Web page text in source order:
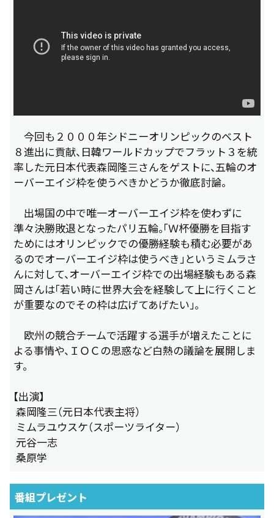
今回も２０００年シドニーオリンピックのベスト
８進出に貢献、日韓ワールドカップでフラット３を統
率した元日本代表森岡隆三さんをゲストに、五輪のオ
ーバーエイジ枠を使うべきかどうか徹底討論。
出場国の中で唯一オーバーエイジ枠を使わずに
準々決勝敗退となったパリ五輪。「Ｗ杯優勝を目指す
ためにはオリンピックでの優勝経験も積む必要があ
るのでオーバーエイジ枠は使うべき」というミムラさ
んに対して、オーバーエイジ枠での出場経験もある森
岡さんは「若い時に世界大会を経験して上に行くこと
が重要なのでその枠は広げてあげたい」。
欧州の競合チームで活躍する選手が増えたことに
よる事情や、ＩＯＣの思惑など白熱の議論を展開しま
す。
【出演】
森岡隆三（元日本代表主将）
ミムラユウスケ（スポーツライター）
元谷一志
桑原学
番組プレゼント